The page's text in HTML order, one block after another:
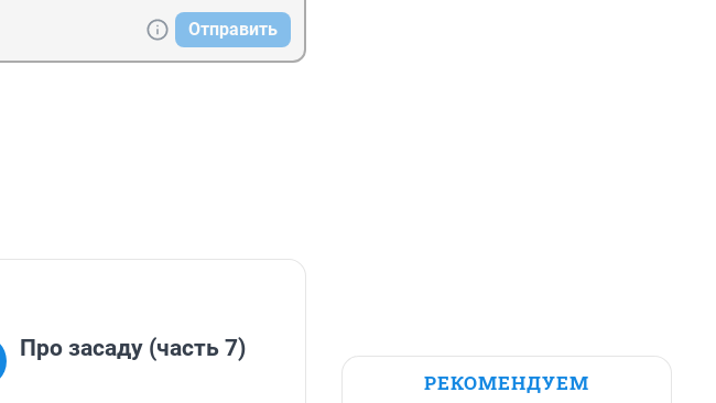
Отправить
Про засаду (часть 7)
РЕКОМЕНДУЕМ